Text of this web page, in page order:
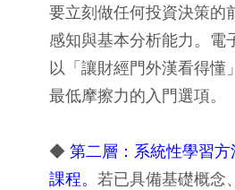
要立刻做任何投資決策的
感知與基本分析能力。電
以「讓財經門外漢看得懂
最低摩擦力的入門選項。
◆ 第二層：系統性學習
課程。 若已具備基礎概念